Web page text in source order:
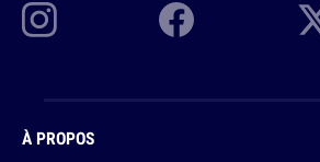
À PROPOS